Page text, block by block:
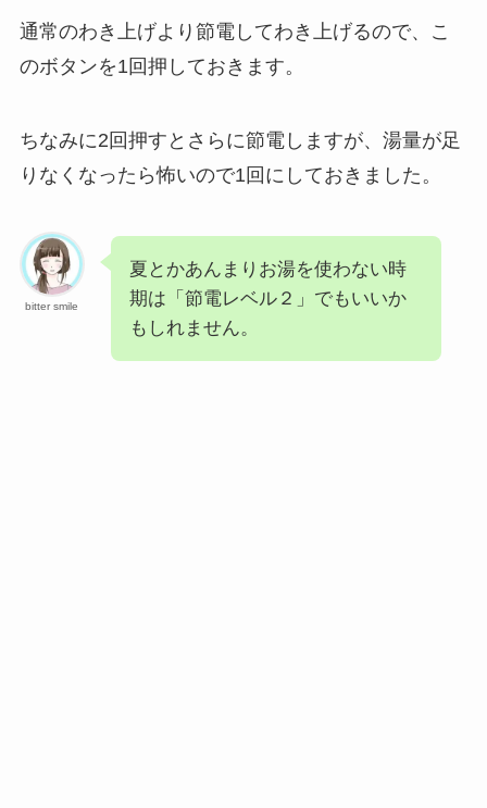
通常のわき上げより節電してわき上げるので、こ
のボタンを1回押しておきます。
ちなみに2回押すとさらに節電しますが、湯量が足
りなくなったら怖いので1回にしておきました。
bitter smile
夏とかあんまりお湯を使わない時
期は「節電レベル２」でもいいか
もしれません。